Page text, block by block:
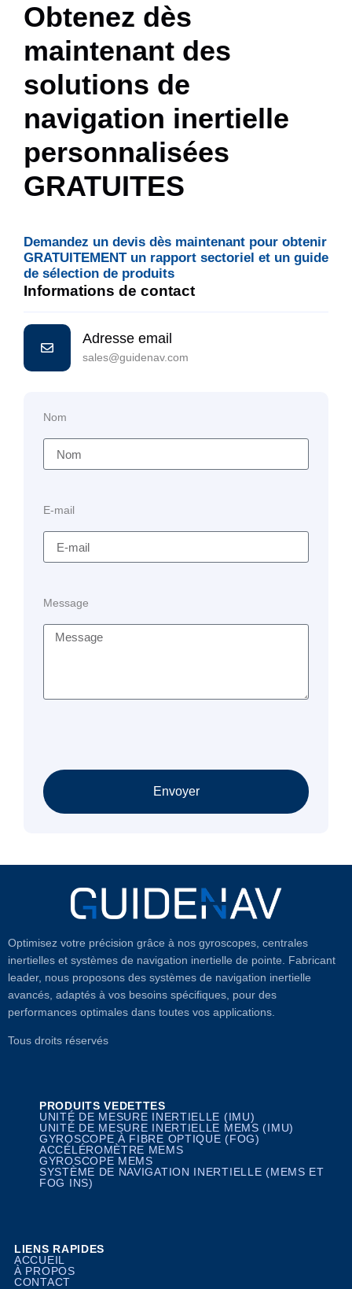
Obtenez dès
maintenant des
solutions de
navigation inertielle
personnalisées
GRATUITES
Demandez un devis dès maintenant pour obtenir
GRATUITEMENT un rapport sectoriel et un guide
de sélection de produits
Informations de contact
Adresse email
sales@guidenav.com
Nom
E-mail
Message
Envoyer
Optimisez votre précision grâce à nos gyroscopes, centrales
inertielles et systèmes de navigation inertielle de pointe. Fabricant
leader, nous proposons des systèmes de navigation inertielle
avancés, adaptés à vos besoins spécifiques, pour des
performances optimales dans toutes vos applications.
Tous droits réservés
PRODUITS VEDETTES
UNITÉ DE MESURE INERTIELLE (IMU)
UNITÉ DE MESURE INERTIELLE MEMS (IMU)
GYROSCOPE À FIBRE OPTIQUE (FOG)
ACCÉLÉROMÈTRE MEMS
GYROSCOPE MEMS
SYSTÈME DE NAVIGATION INERTIELLE (MEMS ET
FOG INS)
LIENS RAPIDES
ACCUEIL
À PROPOS
CONTACT